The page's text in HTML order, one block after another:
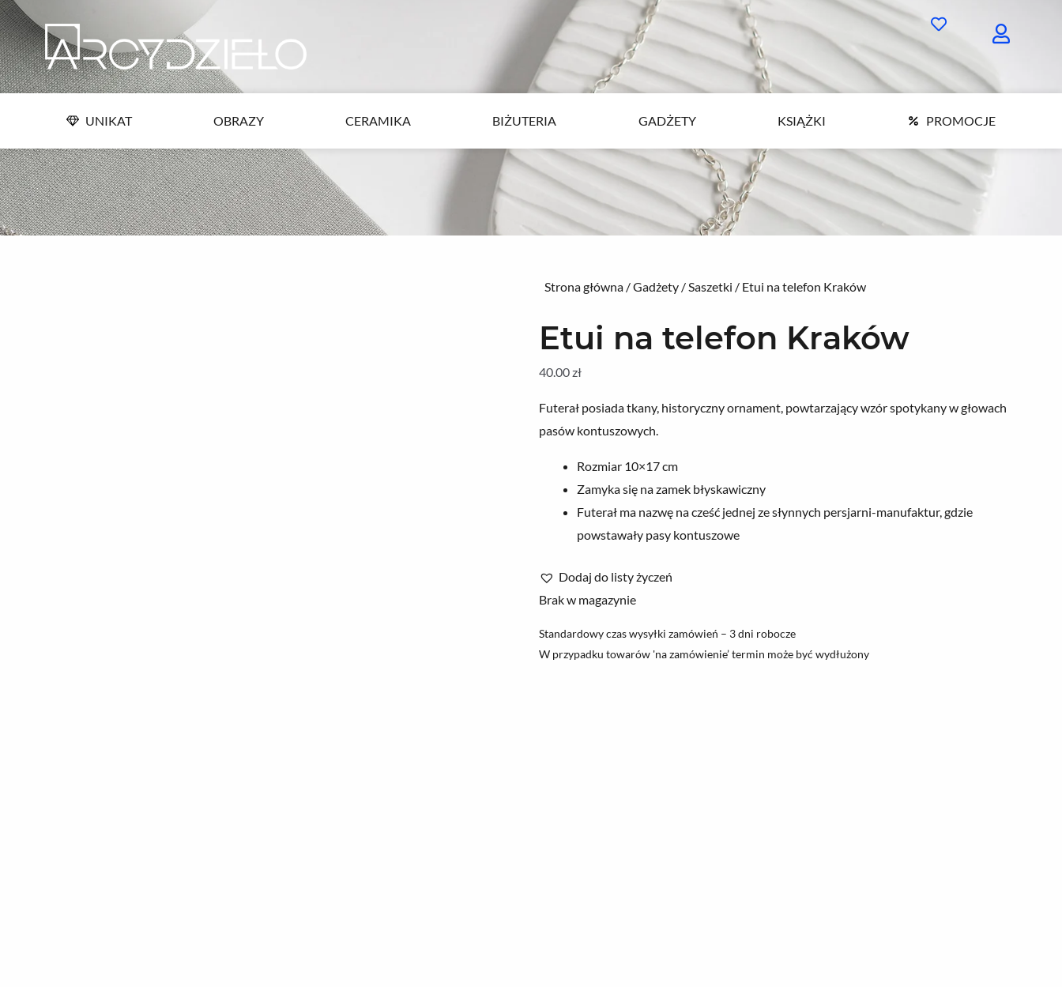
Przejdź
do
treści
UNIKAT OBRAZY CERAMIKA BIŻUTERIA GADŻETY KSIĄŻKI PROMOCJE
GADŻETY KSIĄŻKI PROMOCJE
Strona główna/Gadżety/Saszetki / Etui na telefon Kraków
Etui na telefon Kraków
40.00zł
Futerał posiada tkany, historyczny ornament, powtarzający wzór spotykany w głowach
pasów kontuszowych.
Rozmiar 10×17 cm
Zamyka się na zamek błyskawiczny
Futerał ma nazwę na cześć jednej ze słynnych persjarni-manufaktur, gdzie
powstawały pasy kontuszowe
Dodaj do listy życzeń
Brak w magazynie
Standardowy czas wysyłki zamówień – 3 dni robocze
W przypadku towarów 'na zamówienie’ termin może być wydłużony